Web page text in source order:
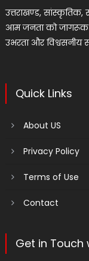
उत्तराखण्ड,
आम जनता को जागरूक
उभरता और विश्वसनीय
Quick Links
About US
Privacy Policy
Terms of Use
Contact
Get in Touch